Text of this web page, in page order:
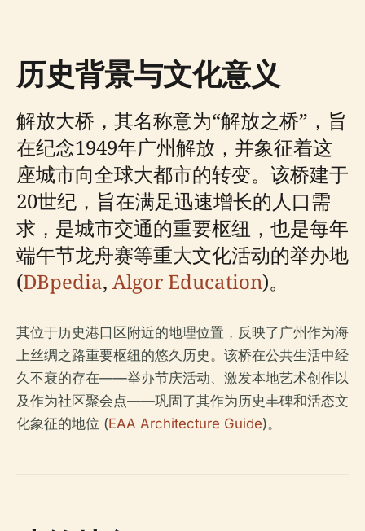
历史背景与文化意义
解放大桥，其名称意为“解放之桥”，旨
在纪念1949年广州解放，并象征着这
座城市向全球大都市的转变。该桥建于
20世纪，旨在满足迅速增长的人口需
求，是城市交通的重要枢纽，也是每年
端午节龙舟赛等重大文化活动的举办地
(DBpedia, Algor Education)。
其位于历史港口区附近的地理位置，反映了广州作为海
上丝绸之路重要枢纽的悠久历史。该桥在公共生活中经
久不衰的存在——举办节庆活动、激发本地艺术创作以
及作为社区聚会点——巩固了其作为历史丰碑和活态文
化象征的地位 (EAA Architecture Guide)。